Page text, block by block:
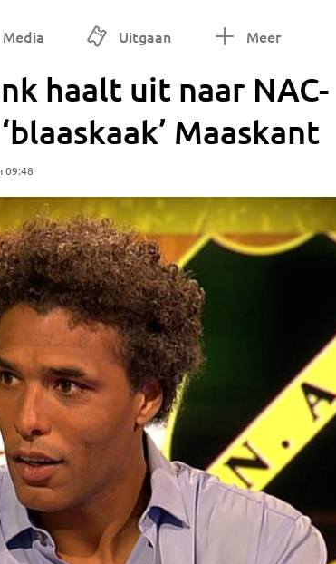
Media Uitgaan Meer
haalt uit naar NAC-
Maaskant
09:48